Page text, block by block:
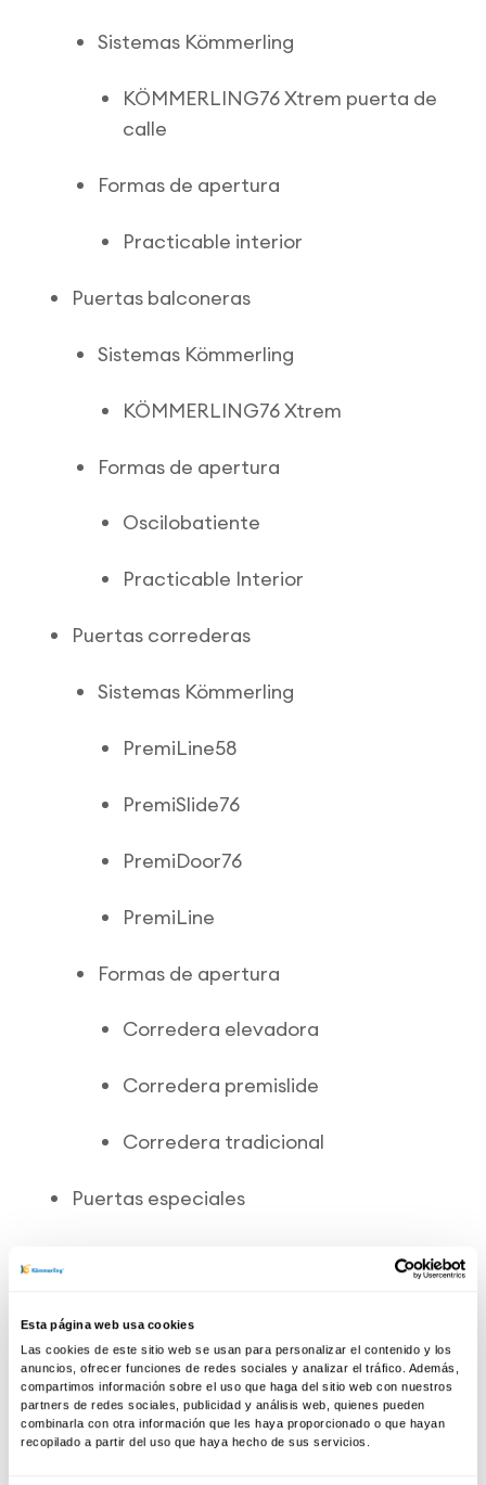
Esta página web usa cookies
Las cookies de este sitio web se usan para personalizar el contenido y los
anuncios, ofrecer funciones de redes sociales y analizar el tráfico. Además,
compartimos información sobre el uso que haga del sitio web con nuestros
partners de redes sociales, publicidad y análisis web, quienes pueden
combinarla con otra información que les haya proporcionado o que hayan
recopilado a partir del uso que haya hecho de sus servicios.
Sistemas Kömmerling
KÖMMERLING76 Xtrem puerta de
calle
Formas de apertura
Practicable interior
Puertas balconeras
Sistemas Kömmerling
KÖMMERLING76 Xtrem
Formas de apertura
Oscilobatiente
Practicable Interior
Puertas correderas
Sistemas Kömmerling
PremiLine58
PremiSlide76
PremiDoor76
PremiLine
Formas de apertura
Corredera elevadora
Corredera premislide
Corredera tradicional
Puertas especiales
Formas de apertura
Osciloparalela